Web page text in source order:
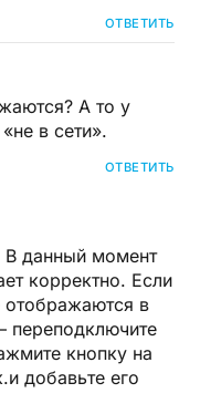
ОТВЕТИТЬ
А то у
в сети».
ОТВЕТИТЬ
данный момент
корректно. Если
отображаются в
переподключите
кнопку на
добавьте его